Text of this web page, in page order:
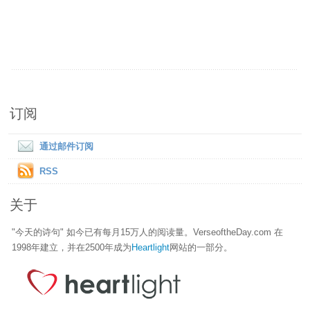
订阅
通过邮件订阅
RSS
关于
"今天的诗句" 如今已有每月15万人的阅读量。VerseoftheDay.com 在
1998年建立，并在2500年成为 Heartlight网站的一部分。